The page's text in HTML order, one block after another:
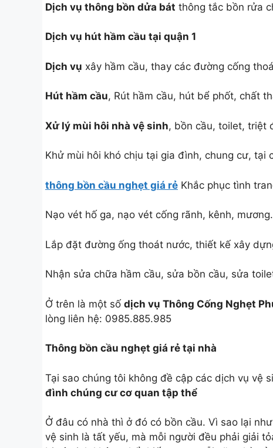
Dịch vụ thông bồn dửa bát thông tắc bồn rửa
Dịch vụ hút hầm cầu tại quận 1
Dịch vụ xây hầm cầu, thay các đường cống
Hút hầm cầu, Rút hầm cầu, hút bể phốt, chất
Xử lý mùi hôi nhà vệ sinh, bồn cầu, toilet, triệt
Khử mùi hôi khó chịu tại gia đình, chung cư, tại
thông bồn cầu nghẹt giá rẻ Khắc phục tình
Nạo vét hố ga, nạo vét cống rãnh, kênh, mương.
Lắp đặt đường ống thoát nước, thiết kế xây
Nhận sửa chữa hầm cầu, sửa bồn cầu, sửa
Ở trên là một số dịch vụ Thông Cống Nghẹt
lòng liên hệ: 0985.885.985
Thông bồn cầu nghẹt giá rẻ tại nhà
Tại sao chúng tôi không đề cập các dịch vụ vệ
đình chúng cư cơ quan tập thể
Ở đâu có nhà thì ở đó có bồn cầu. Vì sao lại
vệ sinh là tất yếu, mà mỗi người đều phải giải